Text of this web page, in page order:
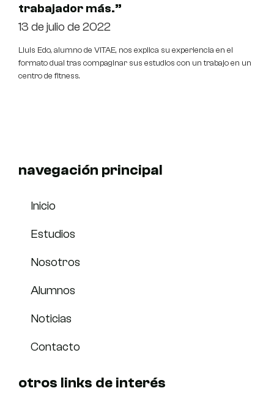
trabajador más.”
13 de julio de 2022
Lluis Edo, alumno de VITAE, nos explica su experiencia en el
formato dual tras compaginar sus estudios con un trabajo en un
centro de fitness.
navegación principal
Inicio
Estudios
Nosotros
Alumnos
Noticias
Contacto
otros links de interés